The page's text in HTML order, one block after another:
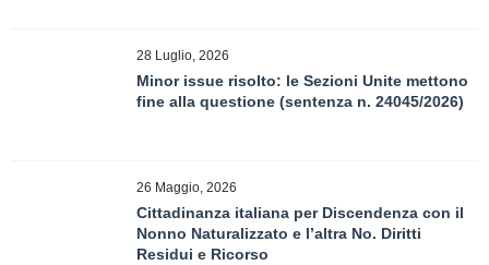
28 Luglio, 2026
Minor issue risolto: le Sezioni Unite mettono
fine alla questione (sentenza n. 24045/2026)
26 Maggio, 2026
Cittadinanza italiana per Discendenza con il
Nonno Naturalizzato e l’altra No. Diritti
Residui e Ricorso